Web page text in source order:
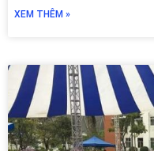
XEM THÊM »